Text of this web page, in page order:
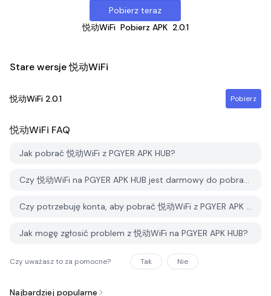
Pobierz teraz
悦动WiFi Pobierz APK 2.0.1
Stare wersje 悦动WiFi
悦动WiFi 2.0.1 Pobierz
悦动WiFi FAQ
Jak pobrać 悦动WiFi z PGYER APK HUB?
Czy 悦动WiFi na PGYER APK HUB jest darmowy do pobrania?
Czy potrzebuję konta, aby pobrać 悦动WiFi z PGYER APK HUB?
Jak mogę zgłosić problem z 悦动WiFi na PGYER APK HUB?
Czy uważasz to za pomocne? Tak Nie
Najbardziej popularne